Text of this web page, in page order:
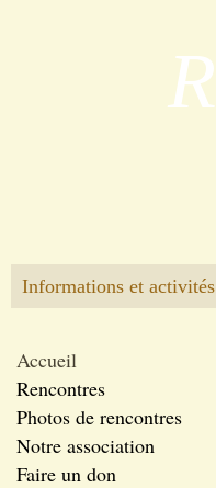
R
Informations et activités
Accueil
Rencontres
Photos de rencontres
Notre association
Faire un don